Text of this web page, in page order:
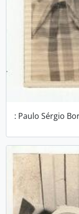
: Paulo Sérgio